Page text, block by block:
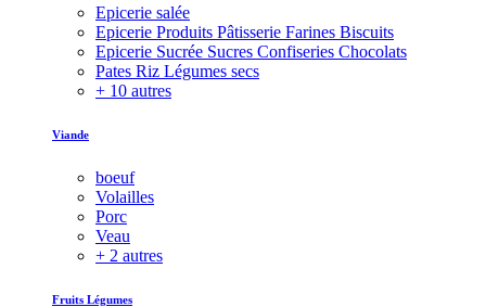
Epicerie salée
Epicerie Produits Pâtisserie Farines Biscuits
Epicerie Sucrée Sucres Confiseries Chocolats
Pates Riz Légumes secs
+ 10 autres
Viande
boeuf
Volailles
Porc
Veau
+ 2 autres
Fruits Légumes